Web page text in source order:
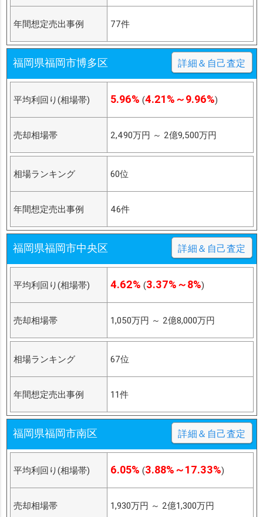
年間想定売出事例 77件
福岡県福岡市博多区 詳細＆自己査定
平均利回り(相場帯) 5.96% (4.21%～9.96%)
売却相場帯 2,490万円 ～ 2億9,500万円
相場ランキング 60位
年間想定売出事例 46件
福岡県福岡市中央区 詳細＆自己査定
平均利回り(相場帯) 4.62% (3.37%～8%)
売却相場帯 1,050万円 ～ 2億8,000万円
相場ランキング 67位
年間想定売出事例 11件
福岡県福岡市南区 詳細＆自己査定
平均利回り(相場帯) 6.05% (3.88%～17.33%)
売却相場帯 1,930万円 ～ 2億1,300万円